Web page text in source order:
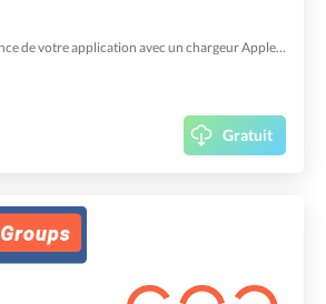
Personnalisez l'apparence de votre application avec un chargeur Apple vintage.
Gratuit